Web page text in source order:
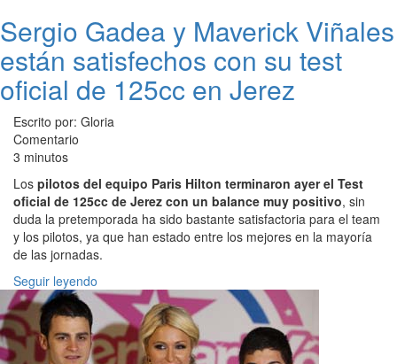
Sergio Gadea y Maverick Viñales
están satisfechos con su test
oficial de 125cc en Jerez
Escrito por: Gloria
Comentario
3 minutos
Los pilotos del equipo Paris Hilton terminaron ayer el Test
oficial de 125cc de Jerez con un balance muy positivo, sin
duda la pretemporada ha sido bastante satisfactoria para el team
y los pilotos, ya que han estado entre los mejores en la mayoría
de las jornadas.
Seguir leyendo